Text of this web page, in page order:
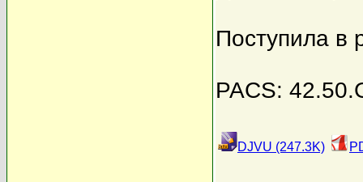
Поступила в
PACS:
DJVU (247.3K)